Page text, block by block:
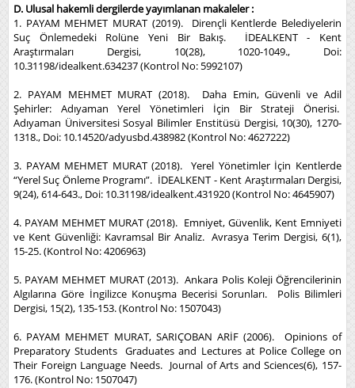
D. Ulusal hakemli dergilerde yayımlanan makaleler :
1. PAYAM MEHMET MURAT (2019). Dirençli Kentlerde Belediyelerin
Suç Önlemedeki Rolüne Yeni Bir Bakış. İDEALKENT - Kent
Araştırmaları Dergisi, 10(28), 1020-1049., Doi:
10.31198/idealkent.634237 (Kontrol No: 5992107)
2. PAYAM MEHMET MURAT (2018). Daha Emin, Güvenli ve Adil
Şehirler: Adıyaman Yerel Yönetimleri İçin Bir Strateji Önerisi.
Adıyaman Üniversitesi Sosyal Bilimler Enstitüsü Dergisi, 10(30), 1270-
1318., Doi: 10.14520/adyusbd.438982 (Kontrol No: 4627222)
3. PAYAM MEHMET MURAT (2018). Yerel Yönetimler İçin Kentlerde
“Yerel Suç Önleme Programı”. İDEALKENT - Kent Araştırmaları Dergisi,
9(24), 614-643., Doi: 10.31198/idealkent.431920 (Kontrol No: 4645907)
4. PAYAM MEHMET MURAT (2018). Emniyet, Güvenlik, Kent Emniyeti
ve Kent Güvenliği: Kavramsal Bir Analiz. Avrasya Terim Dergisi, 6(1),
15-25. (Kontrol No: 4206963)
5. PAYAM MEHMET MURAT (2013). Ankara Polis Koleji Öğrencilerinin
Algılarına Göre İngilizce Konuşma Becerisi Sorunları. Polis Bilimleri
Dergisi, 15(2), 135-153. (Kontrol No: 1507043)
6. PAYAM MEHMET MURAT, SARIÇOBAN ARİF (2006). Opinions of
Preparatory Students Graduates and Lectures at Police College on
Their Foreign Language Needs. Journal of Arts and Sciences(6), 157-
176. (Kontrol No: 1507047)